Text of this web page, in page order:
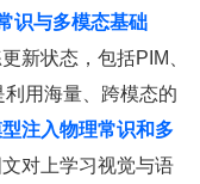
识与多模态基础
新状态，包括PIM、
用海量、跨模态的
注入物理常识和多
对上学习视觉与语